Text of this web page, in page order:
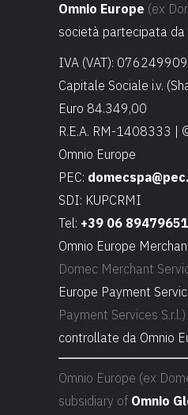
Omnio Europe (ex
società partecipata da
IVA (VAT):
Capitale Sociale i.v.
Euro 84.349,00
R.E.A. RM-1408333
Omnio Europe
PEC:
SDI: KUPCRMI
Tel: +39 06 89479651
Omnio Europe
Domec Merchant
Europe Payment
Payment Services S.r.l.)
controllate da Omnio
Omnio Europe (ex
subsidiary of Omnio